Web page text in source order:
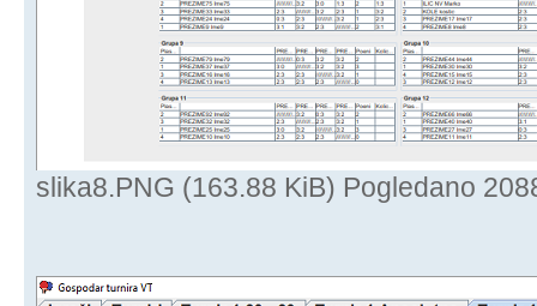
slika8.PNG (163.88 KiB) Pogledano